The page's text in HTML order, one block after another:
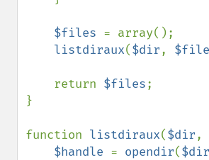
$files = array();
listdiraux($dir,
    return
$files;
}
function listdiraux($dir,
$handle = opendir($dir